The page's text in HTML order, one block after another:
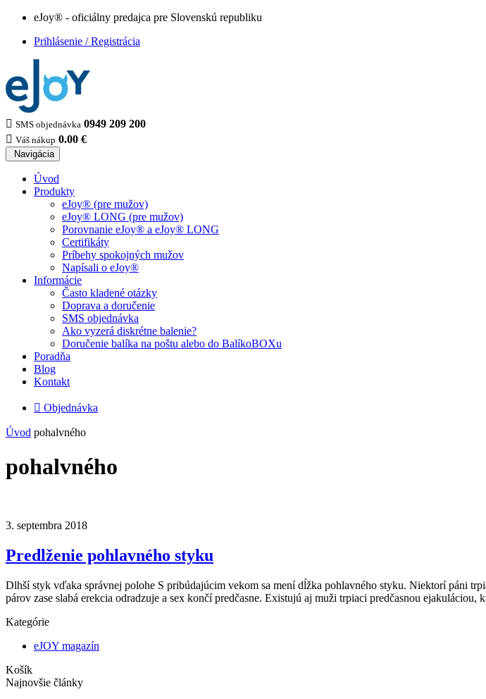
eJoy® - oficiálny predajca pre Slovenskú republiku
Prihlásenie / Registrácia
 SMS objednávka 0949 209 200
 Váš nákup 0.00 €
Navigácia
Úvod
Produkty
eJoy® (pre mužov)
eJoy® LONG (pre mužov)
Porovnanie eJoy® a eJoy® LONG
Certifikáty
Príbehy spokojných mužov
Napísali o eJoy®
Informácie
Často kladené otázky
Doprava a doručenie
SMS objednávka
Ako vyzerá diskrétne balenie?
Doručenie balíka na poštu alebo do BalíkoBOXu
Poradňa
Blog
Kontakt
 Objednávka
Úvod pohalvného
pohalvného
3. septembra 2018
Predlženie pohlavného styku
Dlhší styk vďaka správnej polohe S pribúdajúcim vekom sa mení dĺžka pohlavného styku. Niektorí páni
párov zase slabá erekcia odradzuje a sex končí predčasne. Existujú aj muži trpiaci predčasnou
Kategórie
eJOY magazín
Košík
Najnovšie články